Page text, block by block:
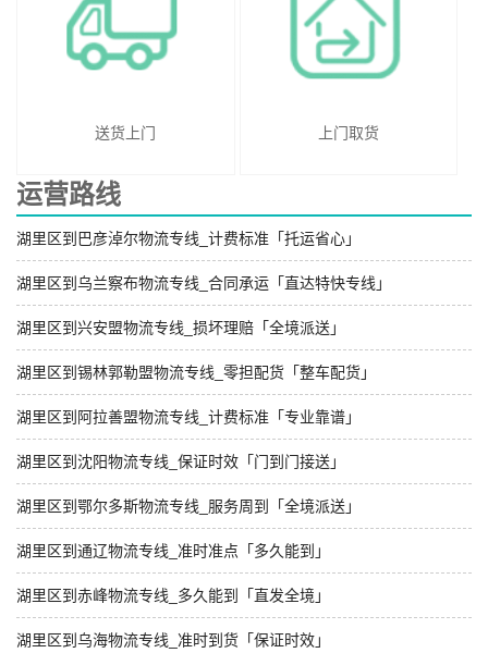
送货上门 上门取货
运营路线
湖里区到巴彦淖尔物流专线_计费标准「托运省心」
湖里区到乌兰察布物流专线_合同承运「直达特快专线」
湖里区到兴安盟物流专线_损坏理赔「全境派送」
湖里区到锡林郭勒盟物流专线_零担配货「整车配货」
湖里区到阿拉善盟物流专线_计费标准「专业靠谱」
湖里区到沈阳物流专线_保证时效「门到门接送」
湖里区到鄂尔多斯物流专线_服务周到「全境派送」
湖里区到通辽物流专线_准时准点「多久能到」
湖里区到赤峰物流专线_多久能到「直发全境」
湖里区到乌海物流专线_准时到货「保证时效」